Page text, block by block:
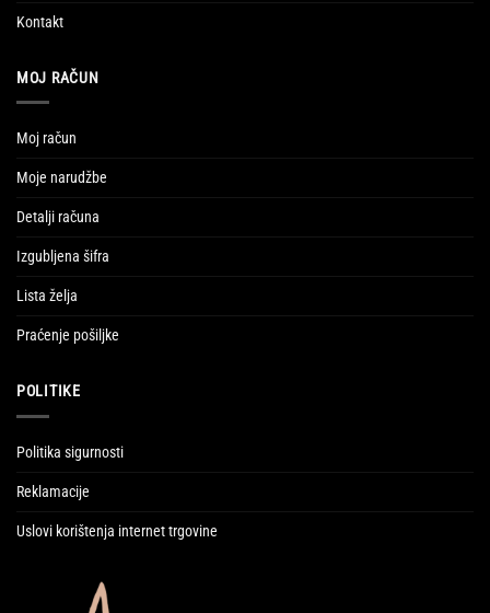
Kontakt
MOJ RAČUN
Moj račun
Moje narudžbe
Detalji računa
Izgubljena šifra
Lista želja
Praćenje pošiljke
POLITIKE
Politika sigurnosti
Reklamacije
Uslovi korištenja internet trgovine